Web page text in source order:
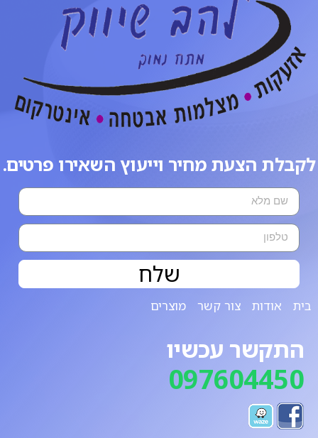
לקבלת הצעת מחיר וייעוץ השאירו פרטים.
שלח
בית אודות צור קשר מוצרים
התקשר עכשיו
097604450